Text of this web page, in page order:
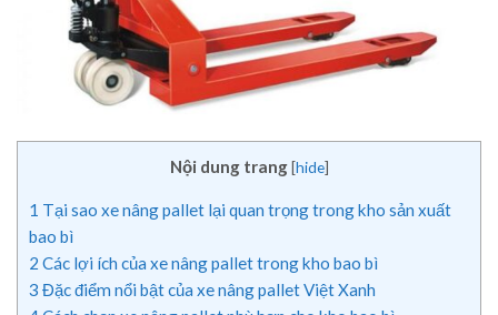
Nội dung trang [hide]
1 Tại sao xe nâng pallet lại quan trọng trong kho sản xuất
bao bì
2 Các lợi ích của xe nâng pallet trong kho bao bì
3 Đặc điểm nổi bật của xe nâng pallet Việt Xanh